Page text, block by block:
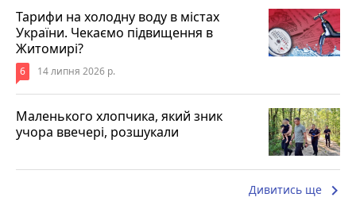
Тарифи на холодну воду в містах
України. Чекаємо підвищення в
Житомирі?
6 14 липня 2026 р.
Маленького хлопчика, який зник
учора ввечері, розшукали
Дивитись ще keyboard_arrow_right